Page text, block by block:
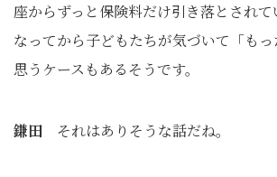
座からずっと保険料だけ引き落とされて
なってから子どもたちが気づいて「も
思うケースもあるそうです。
鎌田 それはありそうな話だね。